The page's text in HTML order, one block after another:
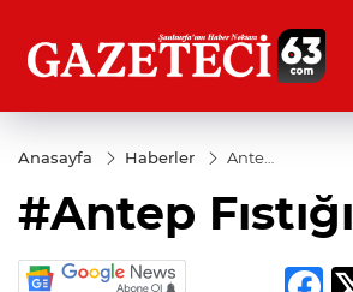
Anasayfa Haberler
Antep
#Antep Fıstığı